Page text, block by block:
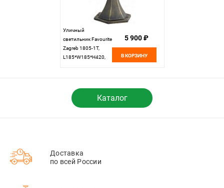
Уличный
светильник Favourite
Zagreb 1805-1T,
L185*W185*H420,
5 900 ₽
В КОРЗИНУ
Каталог
Доставка
по всей России